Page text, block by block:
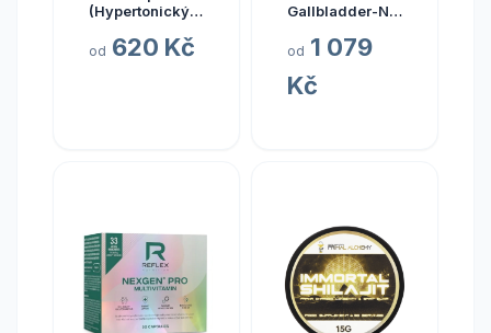
(Hypertonický
vody), 10 x 20
od 620 Kč
Gallbladder-ND,
237 ml
od 1 079
Kč